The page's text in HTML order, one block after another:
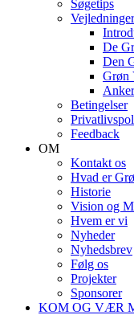
Søgetips
Vejledninger
De
Den
Grøn
Betingelser
Feedback
OM
Kontakt os
Hvad er
Historie
Vision og
Hvem er vi
Nyheder
Nyhedsbrev
Følg os
Projekter
Sponsorer
KOM OG VÆR